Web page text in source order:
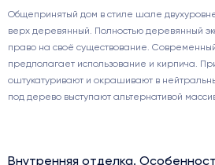
Общепринятый дом в стиле шале
верх деревянный. Полностью деревянный
право на своё существование.
предполагает использование и кирпича.
оштукатуривают и окрашивают в
под дерево выступают альтернативой
Внутренняя отделка.